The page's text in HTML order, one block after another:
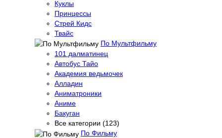
Куклы
Принцессы
Стрей Кидс
Твайс
По Мультфильму
101 далматинец
Автобус Тайо
Академия ведьмочек
Алладин
Аниматроники
Аниме
Бакуган
Все категории (123)
По Фильму